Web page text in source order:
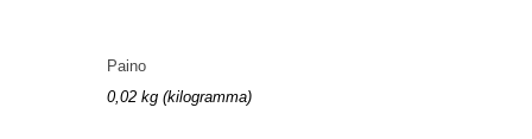
Paino
0,02 kg (kilogramma)